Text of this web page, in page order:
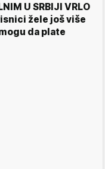
U SRBIJI VRLO
žele još više
da plate